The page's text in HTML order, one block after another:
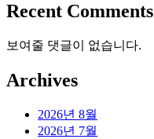
Recent Comments
보여줄 댓글이 없습니다.
Archives
2026년 8월
2026년 7월